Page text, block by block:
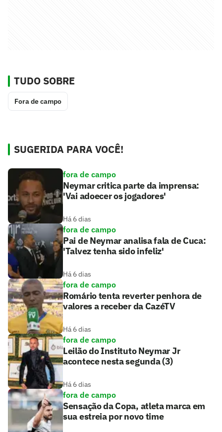
TUDO SOBRE
Fora de campo
SUGERIDA PARA VOCÊ!
fora de campo
Neymar critica parte da imprensa:
'Vai adoecer os jogadores'
Há 6 dias
fora de campo
Pai de Neymar analisa fala de Cuca:
'Talvez tenha sido infeliz'
Há 6 dias
fora de campo
Romário tenta reverter penhora de
valores a receber da CazéTV
Há 6 dias
fora de campo
Leilão do Instituto Neymar Jr
acontece nesta segunda (3)
Há 6 dias
fora de campo
Sensação da Copa, atleta marca em
sua estreia por novo time